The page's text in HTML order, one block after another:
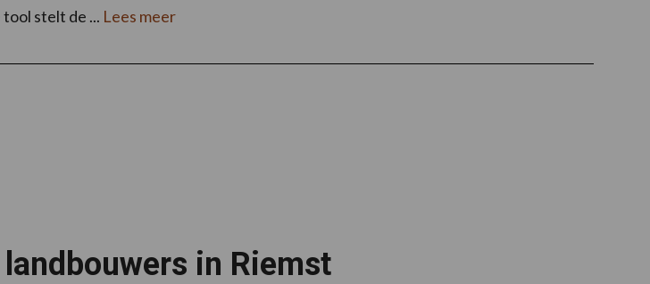
stelt de ... Lees meer
in Riemst